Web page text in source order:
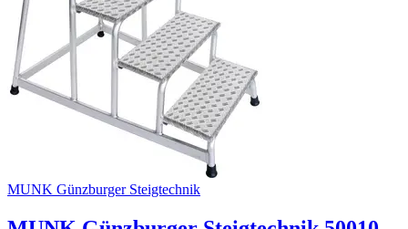
MUNK Günzburger Steigtechnik